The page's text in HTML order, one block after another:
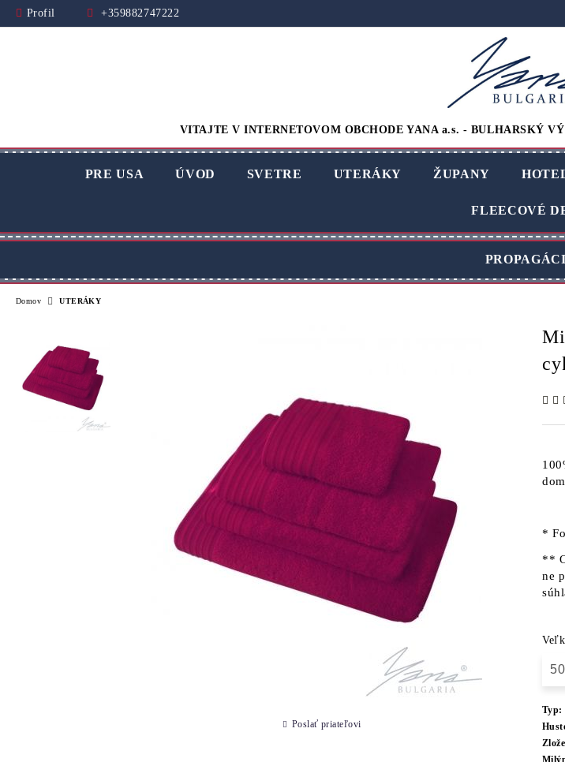
Profil +359882747222
VITAJTE V INTERNETOVOM OBCHODE YANA a.s. - BULHARSKÝ
PRE USA ÚVOD SVETRE UTERÁKY ŽUPANY
FLEECOVÉ
Domov UTERÁKY
*
**
ne
Typ:
Poslať priateľovi